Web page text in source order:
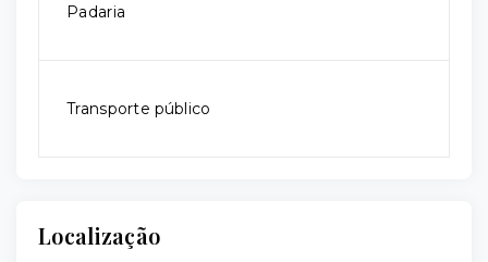
Padaria
Transporte público
Localização